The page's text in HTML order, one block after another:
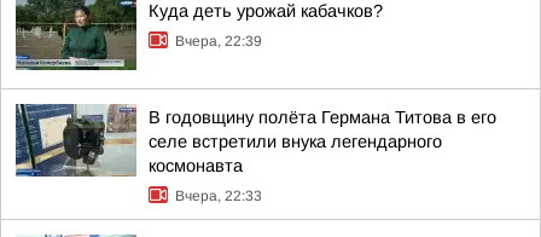
Куда деть урожай кабачков?
Вчера, 22:39
В годовщину полёта Германа Титова в его
селе встретили внука легендарного
космонавта
Вчера, 22:33